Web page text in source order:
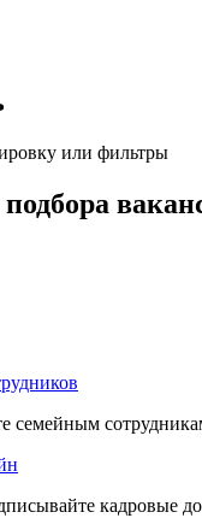
или фильтры
семейным
кадровые